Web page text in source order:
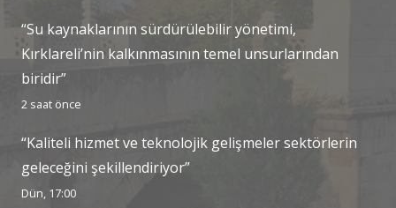
“Su kaynaklarının sürdürülebilir yönetimi,
Kırklareli’nin kalkınmasının temel unsurlarından
biridir”
2 saat önce
“Kaliteli hizmet ve teknolojik gelişmeler sektörlerin
geleceğini şekillendiriyor”
Dün, 17:00